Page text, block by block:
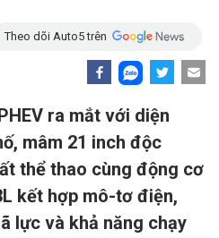
Theo dõi Auto5 trên
ra mắt với diện
mâm 21 inch độc
thể thao cùng động cơ
kết hợp mô-tơ điện,
lực và khả năng chạy